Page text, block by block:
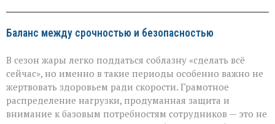
Баланс между срочностью и безопасностью
В сезон жары легко поддаться соблазну «сделать всё
сейчас», но именно в такие периоды особенно важно не
жертвовать здоровьем ради скорости. Грамотное
распределение нагрузки, продуманная защита и
внимание к базовым потребностям сотрудников — это не